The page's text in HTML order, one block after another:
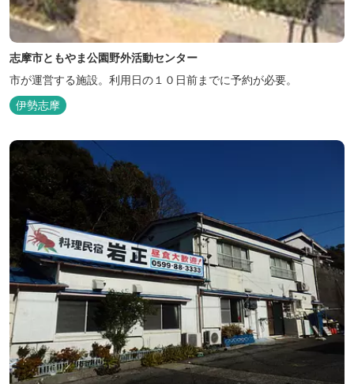
志摩市ともやま公園野外活動センター
市が運営する施設。利用日の１０日前までに予約が必要。
伊勢志摩